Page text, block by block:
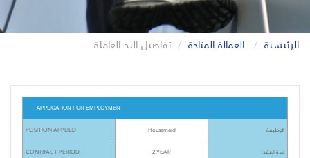
الرئيسية العمالة المتاحة تفاصيل اليد العاملة
APPLICATION FOR EMPLOYMENT
POSITION APPLIED Housemaid الوظيفة
CONTRACT PERIOD 2 YEAR مدة العقد